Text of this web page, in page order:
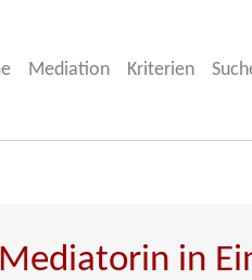
Mediation Kriterien
in